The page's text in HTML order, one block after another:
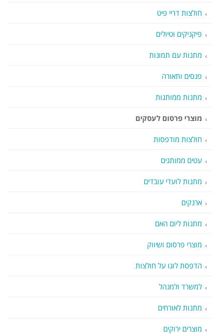
חולצות דריי פיט
פיקניקים וטיולים
מתנות עם תמונות
פנסים ותאורה
מתנות ממותגות
מוצרי פרסום לעסקים
חולצות מודפסות
עטים ממותגים
מתנות לועדי עובדים
ארנקים
מתנות ליום האם
מוצרי פרסום ושיווק
הדפסת לוגו על חולצות
למשרד ולמנהל
מתנות לאורחים
מוצרים ירוקים